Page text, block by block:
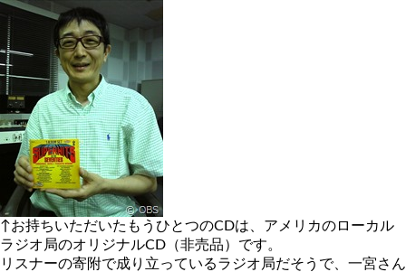
↑お持ちいただいたもうひとつのCDは、アメリカのローカル
ラジオ局のオリジナルCD（非売品）です。
リスナーの寄附で成り立っているラジオ局だそうで、一宮さん